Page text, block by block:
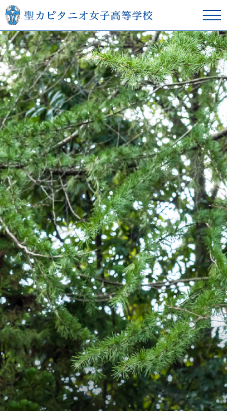
在校生の方へ 卒業生の方へ
学校紹介
本校の教育
スクールライフ
入学案内
進学サポート
アクセス サイトマップ 採用情報
よくあるご質問
お問い合わせ
緊急時対応について
個人情報保護について・このサイトについて
パンフレット 資料請求